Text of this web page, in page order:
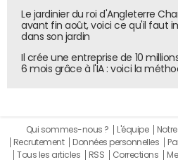
Le jardinier du roi d'Angleterre
avant fin août, voici ce qu'il faut
dans son jardin
Il crée une entreprise de 10
6 mois grâce à l'IA : voici la
Qui sommes-nous ? L'équipe
Recrutement
Données personnelles
Tous les articles
RSS Corrections